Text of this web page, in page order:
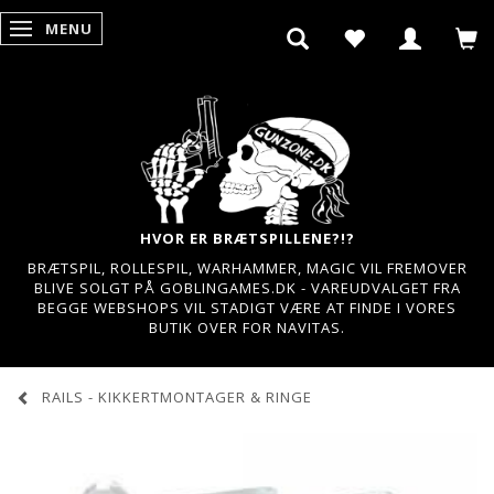
SKIFTE NAVIGATION
MENU
HVOR ER BRÆTSPILLENE?!?
BRÆTSPIL, ROLLESPIL, WARHAMMER, MAGIC VIL FREMOVER
BLIVE SOLGT PÅ GOBLINGAMES.DK - VAREUDVALGET FRA
BEGGE WEBSHOPS VIL STADIGT VÆRE AT FINDE I VORES
BUTIK OVER FOR NAVITAS.
RAILS - KIKKERTMONTAGER & RINGE